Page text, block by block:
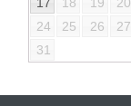
24
25 26 27
31